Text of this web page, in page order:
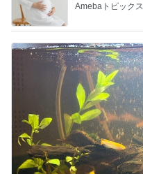
Amebaトピックス